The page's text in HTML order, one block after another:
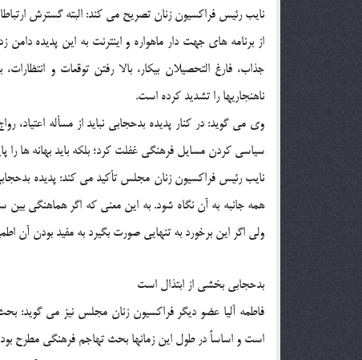
نايب رئيس فراكسيون زنان تصريح مي كند: البته گسترش
از برنامه هاي جهت دار ماهواره و اينترنت به اين پديده
جذاب، فارغ التحصيلان بيكار، بالا رفتن توقعات و
ناهنجاريها را تشديد كرده است.
وي مي گويد: در كنار پديده بدحجابي نبايد از مسأله
سياسي كردن مسايل فرهنگي غفلت كرد؛ بلكه بايد بهانه ها
نايب رئيس فراكسيون زنان مجلس تأكيد مي كند: پديده
همه جانبه به آن نگاه شود. به اين معني كه اگر هماهنگي بين
ولي اگر اين برخورد به تنهايي صورت بگيرد به مفيد بودن آن
بدحجابي بخشي از ابتذال است
فاطمه آليا عضو ديگر فراكسيون زنان مجلس نيز مي
است و اساساً در طول اين زمانها بحث تهاجم فرهنگي مطرح